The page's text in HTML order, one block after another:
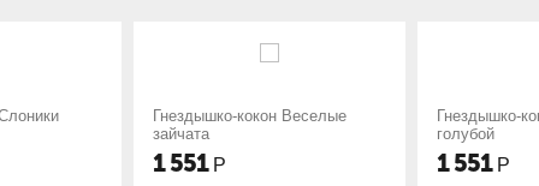
кокон Веселые
Гнездышко-кокон Баю бай
голубой
1 551 1 551